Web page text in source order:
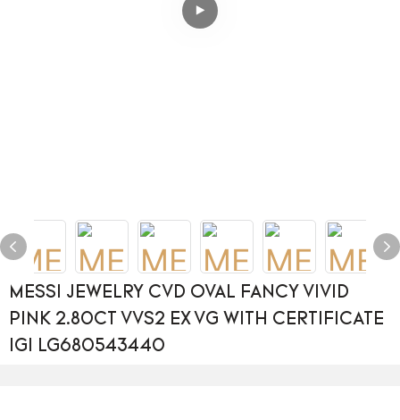
MESSI JEWELRY CVD OVAL FANCY VIVID
PINK 2.80CT VVS2 EX VG WITH CERTIFICATE
IGI LG680543440